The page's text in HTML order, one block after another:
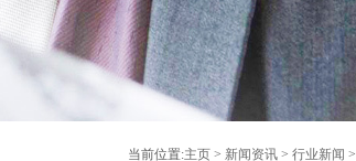
当前位置:主页 > 新闻资讯 > 行业新闻 >